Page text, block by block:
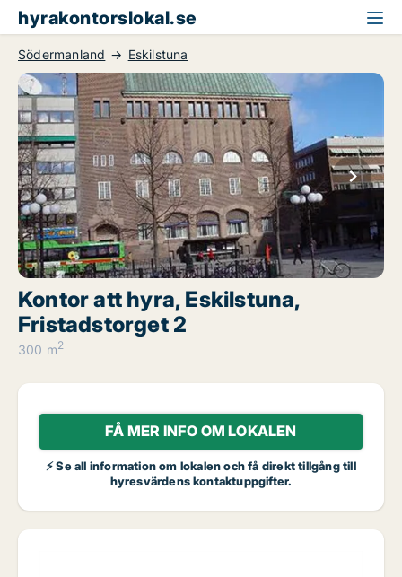
hyrakontorslokal.se
Södermanland Eskilstuna
Kontor att hyra, Eskilstuna,
Fristadstorget 2
300 m2
FÅ MER INFO OM LOKALEN
⚡ Se all information om lokalen och få direkt tillgång till
hyresvärdens kontaktuppgifter.